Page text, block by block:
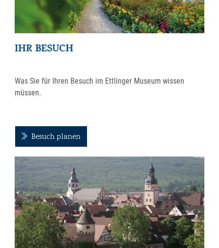
IHR BESUCH
Was Sie für Ihren Besuch im Ettlinger Museum wissen
müssen.
Besuch planen